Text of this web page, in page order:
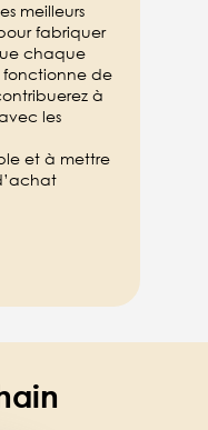
meilleurs
fabriquer
chaque
fonctionne de
à
les
et à mettre